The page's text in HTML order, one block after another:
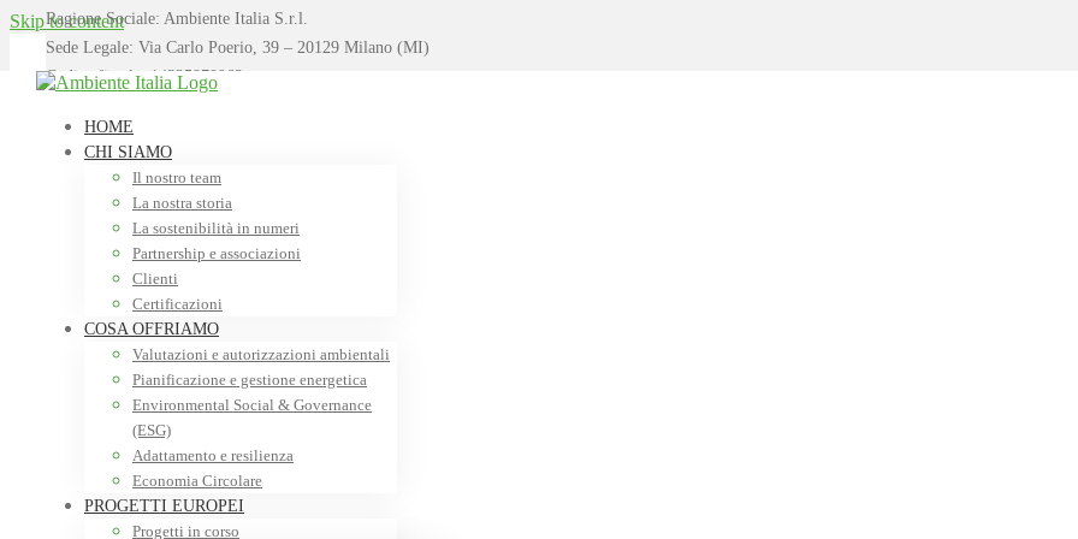
Skip to content
HOME
CHI SIAMO
Il nostro team
La nostra storia
La sostenibilità in numeri
Partnership e associazioni
Clienti
Certificazioni
COSA OFFRIAMO
Valutazioni e autorizzazioni ambientali
Pianificazione e gestione energetica
Environmental Social & Governance
(ESG)
Adattamento e resilienza
Economia Circolare
PROGETTI EUROPEI
Progetti in corso
Note Legali
Ragione Sociale: Ambiente Italia S.r.l.
Sede Legale: Via Carlo Poerio, 39 – 20129 Milano (MI)
Codice fiscale: 14325870963
R.E.A. 2775022
Ufficio Registro Imprese: Milano
RIASSETTO SOCIETARIO
Nel mese di agosto 2025, Ambiente Italia Srl ha costituito una nuova società alla quale, nell’ottobre 2025, ha conferito l’intero ramo di attività. La
stata posta in liquidazione. La new.co. Ambiente Italia Srl è quindi subentrata in tutti i contratti ed impegni commerciali, garantendo continuità
struttura struttura organizzativa.
INFORMATIVE E CONSENSI
Informativa CLIENTI sul trattamento dei dati
Informativa FORNITORI sul trattamento dei dati
Privacy Policy del sito www.ambienteitalia.it